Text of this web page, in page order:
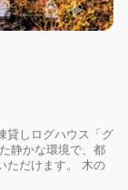
貸しログハウス「グ
静かな環境で、都
ただけます。 木の